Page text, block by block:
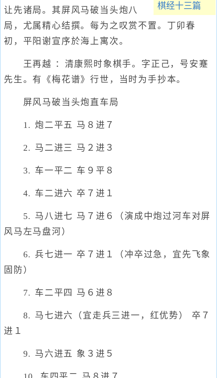
棋经十三篇
让先诸局。其屏风马破当头炮八
局，尤属精心结撰。每为之叹赏不置。丁卯春
初，平阳谢宣序於海上寓次。
王再越 ：清康熙时象棋手。字正己，号安蹇
先生。有《梅花谱》行世，当时为手抄本。
屏风马破当头炮直车局
1. 炮二平五 马８进７
2. 马二进三 马２进３
3. 车一平二 车９平８
4. 车二进六 卒７进１
5. 马八进七 马７进６（演成中炮过河车对屏
风马左马盘河）
6. 兵七进一 卒７进１（冲卒过急，宜先飞象
固防）
7. 车二平四 马６进８
8. 马七进六（宜走兵三进一，红优势） 卒７
进１
9. 马六进五 象３进５